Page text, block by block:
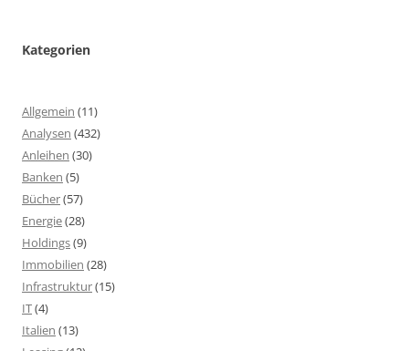
Kategorien
Allgemein (11)
Analysen (432)
Anleihen (30)
Banken (5)
Bücher(57)
Energie(28)
Holdings(9)
Immobilien (28)
Infrastruktur(15)
IT(4)
Italien (13)